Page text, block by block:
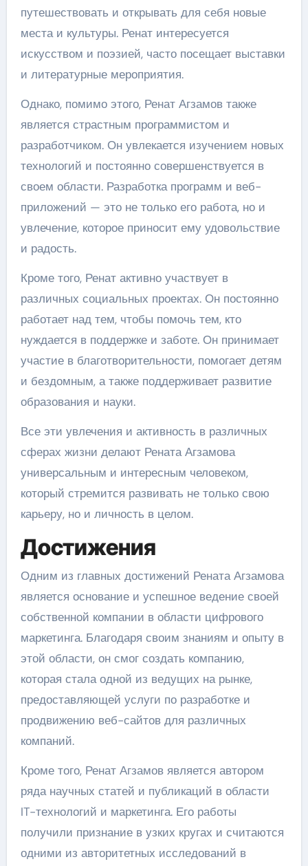
путешествовать и открывать для себя новые
места и культуры. Ренат интересуется
искусством и поэзией, часто посещает выставки
и литературные мероприятия.
Однако, помимо этого, Ренат Агзамов также
является страстным программистом и
разработчиком. Он увлекается изучением новых
технологий и постоянно совершенствуется в
своем области. Разработка программ и веб-
приложений — это не только его работа, но и
увлечение, которое приносит ему удовольствие
и радость.
Кроме того, Ренат активно участвует в
различных социальных проектах. Он постоянно
работает над тем, чтобы помочь тем, кто
нуждается в поддержке и заботе. Он принимает
участие в благотворительности, помогает детям
и бездомным, а также поддерживает развитие
образования и науки.
Все эти увлечения и активность в различных
сферах жизни делают Рената Агзамова
универсальным и интересным человеком,
который стремится развивать не только свою
карьеру, но и личность в целом.
Достижения
Одним из главных достижений Рената Агзамова
является основание и успешное ведение своей
собственной компании в области цифрового
маркетинга. Благодаря своим знаниям и опыту в
этой области, он смог создать компанию,
которая стала одной из ведущих на рынке,
предоставляющей услуги по разработке и
продвижению веб-сайтов для различных
компаний.
Кроме того, Ренат Агзамов является автором
ряда научных статей и публикаций в области
IT-технологий и маркетинга. Его работы
получили признание в узких кругах и считаются
одними из авторитетных исследований в